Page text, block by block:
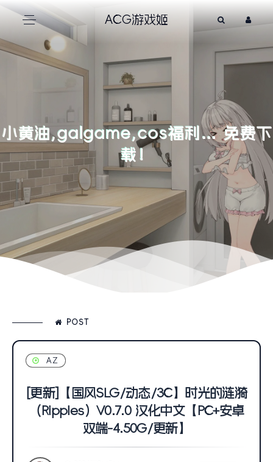
ACG游戏姬
小黄油,galgame,cos福利… 免费下
载！
POST
AZ
[更新]【国风SLG/动态/3C】时光的涟漪
（Ripples）V0.7.0 汉化中文【PC+安卓
双端-4.50G/更新】